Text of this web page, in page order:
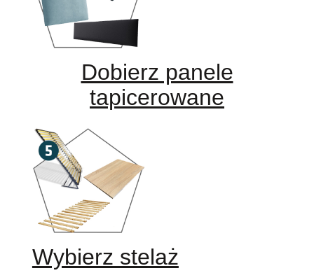
Dobierz panele
tapicerowane
Wybierz stelaż